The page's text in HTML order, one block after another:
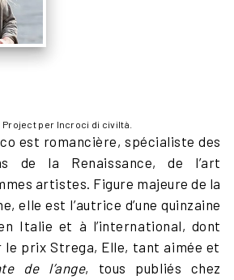
est romancière, spécialiste des
de la Renaissance, de l’art
artistes. Figure majeure de la
elle est l’autrice d’une quinzaine
Italie et à l’international, dont
le prix Strega, Elle, tant aimée et
de l’ange, tous publiés chez
per Incroci di civiltà.